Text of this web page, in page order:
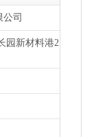
司
园新材料港2